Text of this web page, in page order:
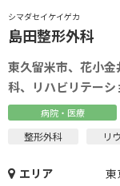
シマダセイケイゲカ
島田整形外科
東久留米市、花小
科、リハビリテーシ
病院・医療
整形外科 リ
エリア
東